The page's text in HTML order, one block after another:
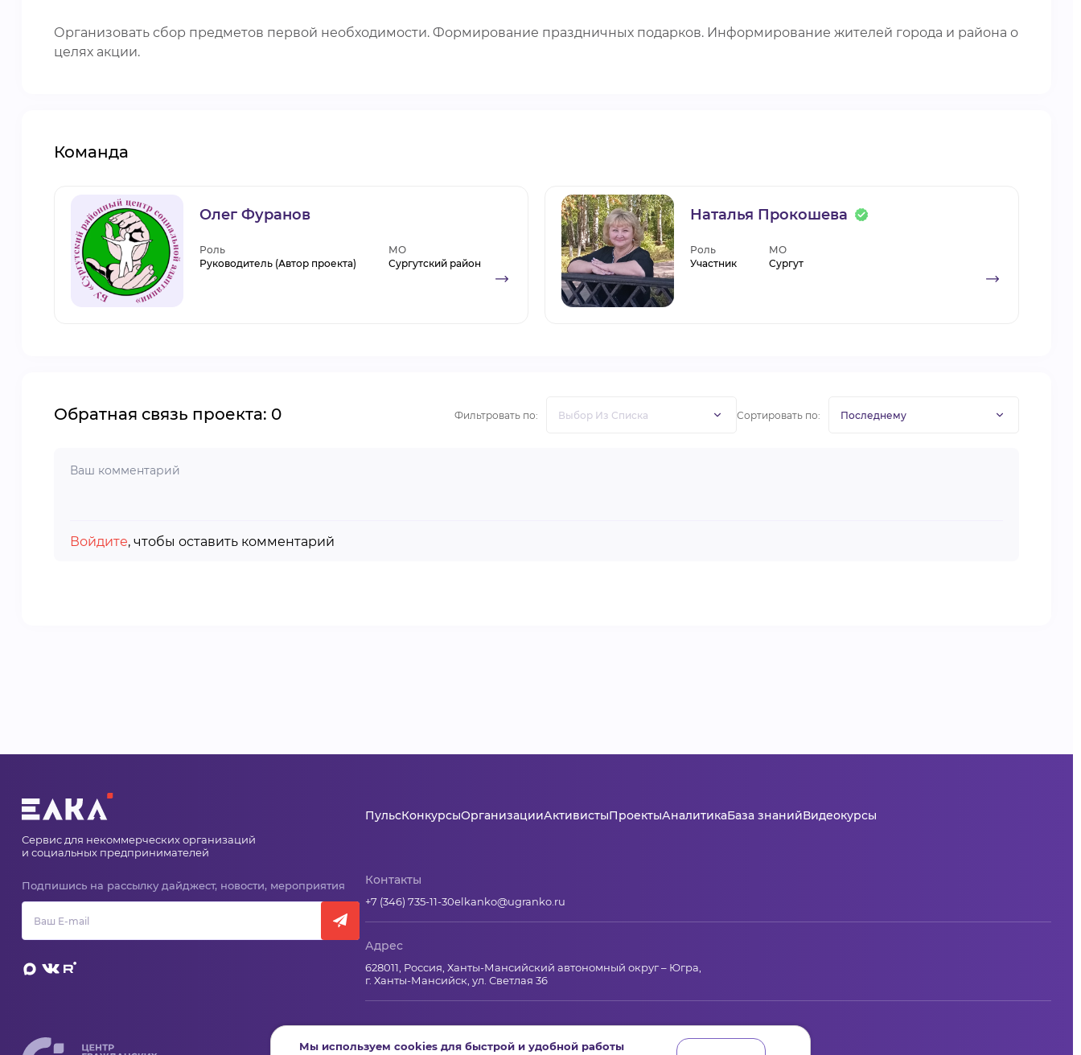
Организовать сбор предметов первой необходимости. Формирование праздничных подарков. Информирование жителей города и района о
целях акции.
Команда
Олег Фуранов
Роль
Руководитель (Автор проекта)
МО
Сургутский район
Наталья Прокошева
Роль
Участник
МО
Сургут
Обратная связь проекта: 0 Фильтровать по: Сортировать по:
Войдите, чтобы оставить комментарий
Сервис для некоммерческих организаций
и социальных предпринимателей
Подпишись на рассылку дайджест, новости, мероприятия
ПульсКонкурсыОрганизацииАктивистыПроектыАналитикаБаза знанийВидеокурсы
Контакты
+7 (346) 735-11-30elkanko@ugranko.ru
Адрес
628011, Россия, Ханты-Мансийский автономный округ – Югра,
г. Ханты-Мансийск, ул. Светлая 36
Мы используем cookies для быстрой и удобной работы